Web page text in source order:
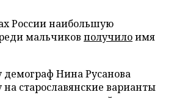
России наибольшую
мальчиков получилоимя
Нина Русанова
старославянские варианты